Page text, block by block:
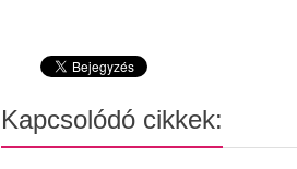
Kapcsolódó cikkek: